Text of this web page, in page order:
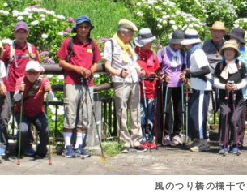
風のつり橋の欄干で